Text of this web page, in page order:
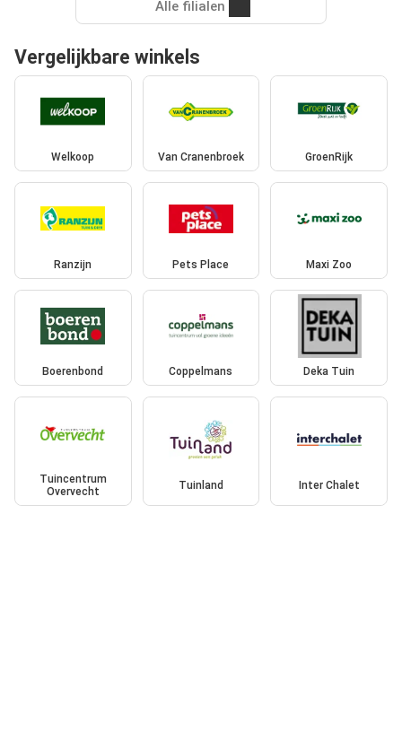
Alle filialen
Vergelijkbare winkels
Welkoop Van Cranenbroek GroenRijk
Ranzijn Pets Place Maxi Zoo
Boerenbond Coppelmans Deka Tuin
Tuincentrum
Overvecht
Tuinland Inter Chalet